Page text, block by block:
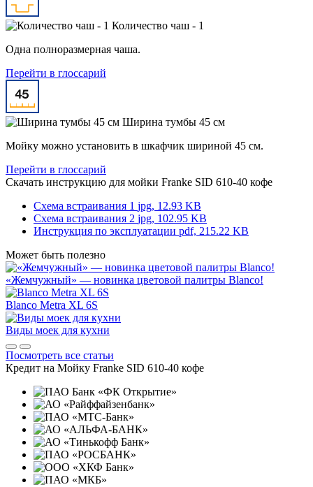
Количество чаш - 1
Одна полноразмерная чаша.
Перейти в глоссарий
Ширина тумбы 45 см
Мойку можно установить в шкафчик шириной 45 см.
Перейти в глоссарий
Скачать инструкцию для мойки Franke SID 610-40 кофе
Схема встраивания 1 jpg, 12.93 KB
Схема встраивания 2 jpg, 102.95 KB
Инструкция по эксплуатации pdf, 215.22 KB
Может быть полезно
«Жемчужный» — новинка цветовой палитры Blanco!
Blanco Metra XL 6S
Виды моек для кухни
Посмотреть все статьи
Кредит на Мойку Franke SID 610-40 кофе